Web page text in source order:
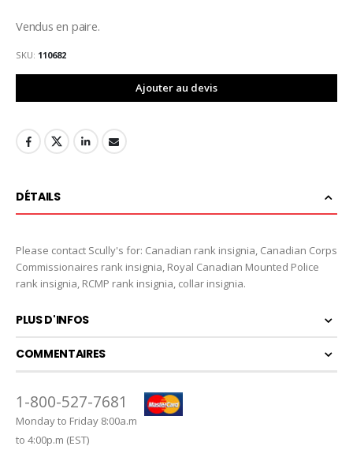
Vendus en paire.
SKU 110682
Ajouter au devis
DÉTAILS
Please contact Scully's for: Canadian rank insignia, Canadian Corps
Commissionaires rank insignia, Royal Canadian Mounted Police
rank insignia, RCMP rank insignia, collar insignia.
PLUS D'INFOS
COMMENTAIRES
1-800-527-7681
Monday to Friday 8:00a.m
to 4:00p.m (EST)